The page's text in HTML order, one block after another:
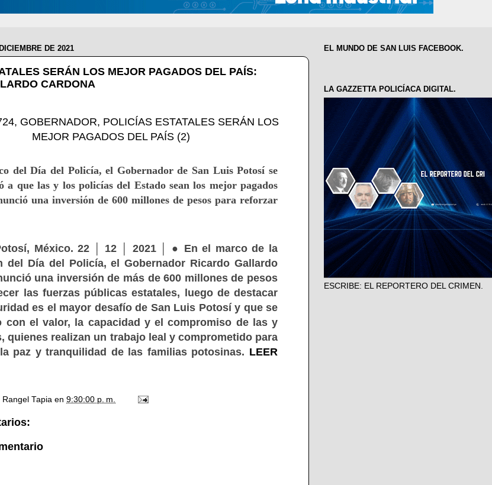
DE 2021
SERÁN LOS MEJOR PAGADOS DEL PAÍS:
CARDONA
del Día del Policía, el Gobernador de San Luis Potosí se
a que las y los policías del Estado sean los mejor pagados
una inversión de 600 millones de pesos para reforzar
México. 22 │ 12 │ 2021 │ ● En el marco de la
del Día del Policía, el Gobernador Ricardo Gallardo
una inversión de más de 600 millones de pesos
las fuerzas públicas estatales, luego de destacar
es el mayor desafío de San Luis Potosí y que se
con el valor, la capacidad y el compromiso de las y
quienes realizan un trabajo leal y comprometido para
paz y tranquilidad de las familias potosinas. LEER
Rangel Tapia en 9:30:00 p. m.
EL MUNDO DE SAN LUIS FACEBOOK.
LA GAZZETTA POLICÍACA DIGITAL.
ESCRIBE: EL REPORTERO DEL CRIMEN.